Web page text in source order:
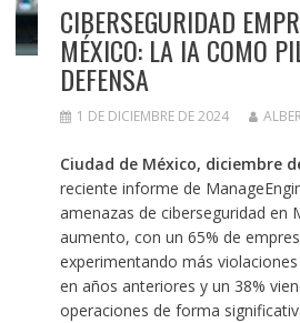
CIBERSEGURIDAD
MÉXICO: LA IA COMO
DEFENSA
1 DE DICIEMBRE DE 2024
Ciudad de México, diciembre
reciente informe de
amenazas de ciberseguridad en
aumento, con un 65% de
experimentando más
en años anteriores y un 38%
operaciones de forma